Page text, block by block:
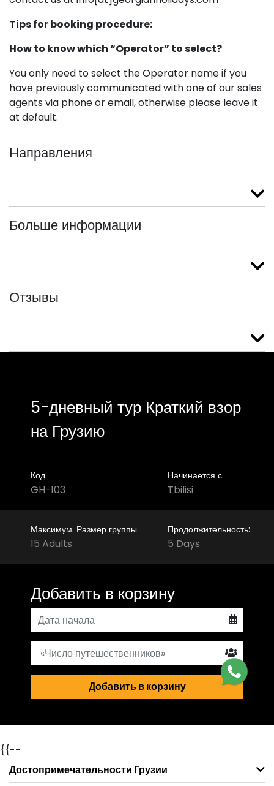
Tips for booking procedure:
How to know which “Operator” to select?
You only need to select the Operator name if you
have previously communicated with one of our sales
agents via phone or email, otherwise please leave it
at default.
Направления
Больше информации
Отзывы
5-дневный тур Краткий взор
на Грузию
Код:
GH-103
Начинается с:
Tbilisi
Максимум. Размер группы
15 Adults
Продолжительность:
5 Days
Добавить в корзину
Добавить в корзину
{{--
Достопримечательности Грузии